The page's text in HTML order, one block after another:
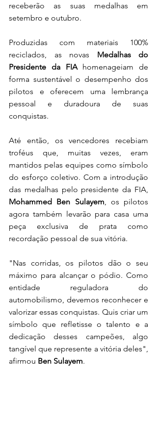
receberão as suas medalhas em
setembro e outubro.
Produzidas com materiais 100%
reciclados, as novas Medalhas do
Presidente da FIA homenageiam de
forma sustentável o desempenho dos
pilotos e oferecem uma lembrança
pessoal e duradoura de suas
conquistas.
Até então, os vencedores recebiam
troféus que, muitas vezes, eram
mantidos pelas equipes como símbolo
do esforço coletivo. Com a introdução
Mohammed Ben Sulayem , os pilotos
agora também levarão para casa uma
peça exclusiva de prata como
recordação pessoal de sua vitória.
"Nas corridas, os pilotos dão o seu
máximo para alcançar o pódio. Como
entidade reguladora do
automobilismo, devemos reconhecer e
valorizar essas conquistas. Quis criar um
símbolo que refletisse o talento e a
dedicação desses campeões, algo
tangível que represente a vitória deles",
afirmou Ben Sulayem.